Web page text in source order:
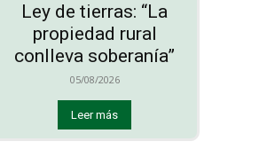
Ley de tierras: “La
propiedad rural
conlleva soberanía”
05/08/2026
Leer más